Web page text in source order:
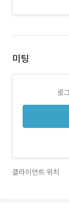
미팅
로
클라이언트 위치